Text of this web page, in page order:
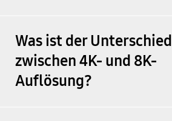
Was ist der Unterschied
zwischen 4K- und 8K-
Auflösung?